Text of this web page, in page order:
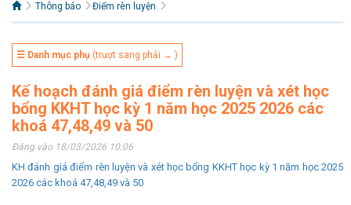
Thông báo Điểm rèn luyện
☰ Danh mục phụ (trượt sang phải → )
Kế hoạch đánh giá điểm rèn luyện và xét học
bổng KKHT học kỳ 1 năm học 2025 2026 các
khoá 47,48,49 và 50
Đăng vào 18/03/2026 10:06
KH đánh giá điểm rèn luyện và xét học bổng KKHT học kỳ 1 năm học 2025
2026 các khoá 47,48,49 và 50